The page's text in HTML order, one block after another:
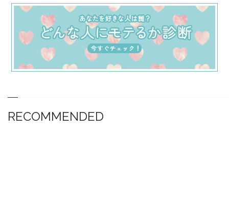
RECOMMENDED